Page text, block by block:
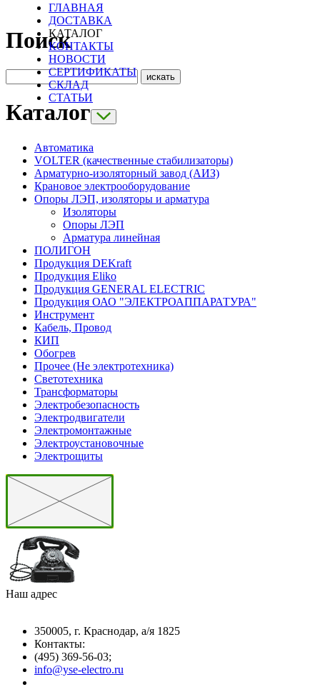
ГЛАВНАЯ
ДОСТАВКА
КАТАЛОГ
КОНТАКТЫ
НОВОСТИ
СЕРТИФИКАТЫ
СКЛАД
СТАТЬИ
Поиск
Каталог
Автоматика
VOLTER (качественные стабилизаторы)
Арматурно-изоляторный завод (АИЗ)
Крановое электрооборудование
Опоры ЛЭП, изоляторы и арматура
Изоляторы
Опоры ЛЭП
Арматура линейная
ПОЛИГОН
Продукция DEKraft
Продукция Eliko
Продукция GENERAL ELECTRIC
Продукция ОАО "ЭЛЕКТРОАППАРАТУРА"
Инструмент
Кабель, Провод
КИП
Обогрев
Прочее (Не электротехника)
Светотехника
Трансформаторы
Электробезопасность
Электродвигатели
Электромонтажные
Электроустановочные
Электрощиты
Наш адрес
350005, г. Краснодар, а/я 1825
Контакты: ­
(495) 369-56-03;
info@yse-electro.ru­